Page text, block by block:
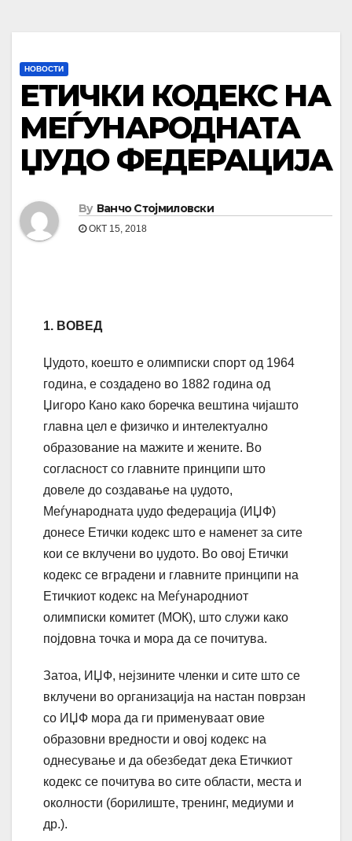
НОВОСТИ
ЕТИЧКИ КОДЕКС НА
МЕЃУНАРОДНАТА
ЏУДО ФЕДЕРАЦИЈА
By Ванчо Стојмиловски
ОКТ 15, 2018
1. ВОВЕД
Џудото, коешто е олимписки спорт од 1964
година, е создадено во 1882 година од
Џигоро Кано како боречка вештина чијашто
главна цел е физичко и интелектуално
образование на мажите и жените. Во
согласност со главните принципи што
довеле до создавање на џудото,
Меѓународната џудо федерација (ИЏФ)
донесе Етички кодекс што е наменет за сите
кои се вклучени во џудото. Во овој Етички
кодекс се вградени и главните принципи на
Етичкиот кодекс на Меѓународниот
олимписки комитет (МОК), што служи како
појдовна точка и мора да се почитува.
Затоа, ИЏФ, нејзините членки и сите што се
вклучени во организација на настан поврзан
со ИЏФ мора да ги применуваат овие
образовни вредности и овој кодекс на
однесување и да обезбедат дека Етичкиот
кодекс се почитува во сите области, места и
околности (борилиште, тренинг, медиуми и
др.).